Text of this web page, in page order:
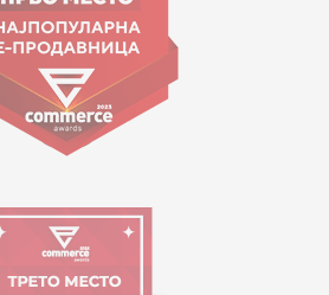
Работно време:
09:00 до 17:00